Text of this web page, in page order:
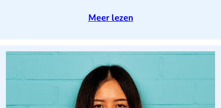
e
e
n
Meer lezen
o
r
M
a
x
V